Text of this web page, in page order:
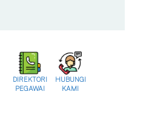
DIREKTORI
PEGAWAI
HUBUNGI
KAMI